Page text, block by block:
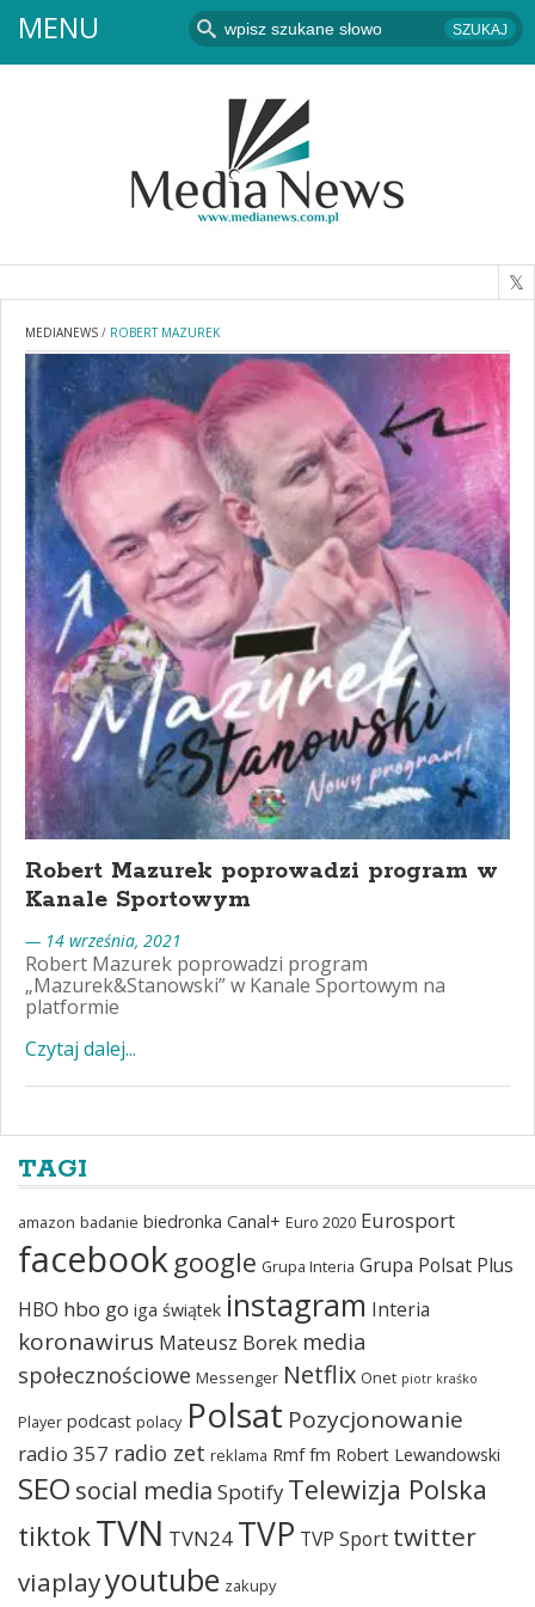
MENU
MEDIANEWS / ROBERT MAZUREK
Robert Mazurek poprowadzi program w
Kanale Sportowym
— 14 września, 2021
Robert Mazurek poprowadzi program
„Mazurek&Stanowski” w Kanale Sportowym na
platformie
Czytaj dalej...
TAGI
amazon badanie biedronka Canal+ Euro 2020 Eurosport
facebook google Grupa Interia Grupa Polsat Plus
HBO hbo go iga świątek instagram Interia
koronawirus Mateusz Borek media
społecznościowe Messenger Netflix Onet piotr kraśko
Player podcast polacy Polsat Pozycjonowanie
radio 357 radio zet reklama Rmf fm Robert Lewandowski
SEO social media Spotify Telewizja Polska
tiktokTVN TVN24 TVP TVP Sport twitter
viaplayyoutube zakupy